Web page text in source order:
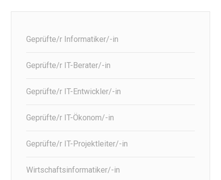
Geprüfte/r Informatiker/-in
Geprüfte/r IT-Berater/-in
Geprüfte/r IT-Entwickler/-in
Geprüfte/r IT-Ökonom/-in
Geprüfte/r IT-Projektleiter/-in
Wirtschaftsinformatiker/-in